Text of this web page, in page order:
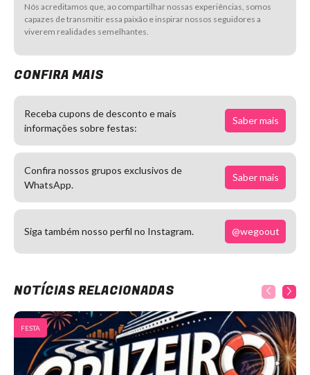
Nós acreditamos que, ao compartilhar nossas experiências, somos
capazes de transmitir essa paixão e inspirar nossos seguidores a
viverem realidades semelhantes.
CONFIRA MAIS
Receba cupons de desconto e mais
informações sobre festas:
Saber mais
Confira nossos grupos exclusivos de
WhatsApp.
Saber mais
Siga também nosso perfil no Instagram. @wegoout
NOTÍCIAS RELACIONADAS
FESTA